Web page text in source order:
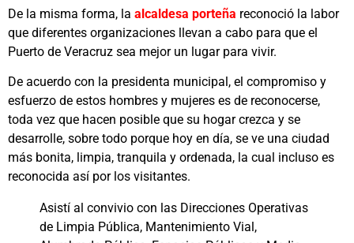
De la misma forma, la alcaldesa porteña reconoció la labor
que diferentes organizaciones llevan a cabo para que el
Puerto de Veracruz sea mejor un lugar para vivir.
De acuerdo con la presidenta municipal, el compromiso y
esfuerzo de estos hombres y mujeres es de reconocerse,
toda vez que hacen posible que su hogar crezca y se
desarrolle, sobre todo porque hoy en día, se ve una ciudad
más bonita, limpia, tranquila y ordenada, la cual incluso es
reconocida así por los visitantes.
Asistí al convivio con las Direcciones Operativas
de Limpia Pública, Mantenimiento Vial,